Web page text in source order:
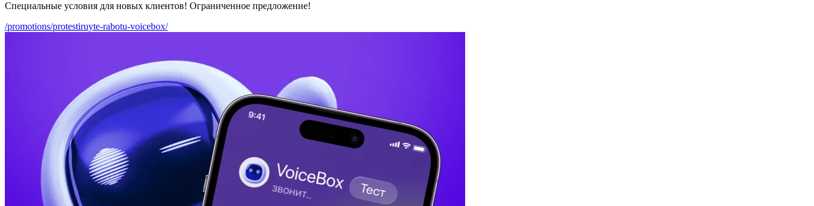
Специальные условия для новых клиентов! Ограниченное предложение!
/promotions/protestiruyte-rabotu-voicebox/